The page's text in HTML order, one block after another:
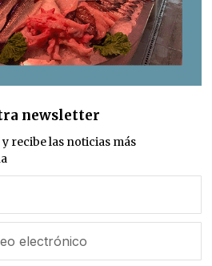
newsletter
recibe las noticias más